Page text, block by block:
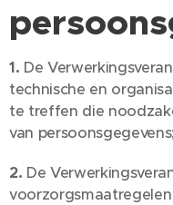
1. De
technische en
te treffen die
van persoonsgegevens;
2. De